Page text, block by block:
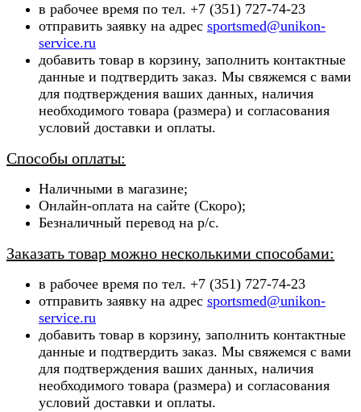
в рабочее время по тел. +7 (351) 727-74-23
отправить заявку на адрес sportsmed@unikon-
service.ru
добавить товар в корзину, заполнить контактные
данные и подтвердить заказ. Мы свяжемся с вами
для подтверждения ваших данных, наличия
необходимого товара (размера) и согласования
условий доставки и оплаты.
Способы оплаты:
Наличными в магазине;
Онлайн-оплата на сайте (Скоро);
Безналичный перевод на р/с.
Заказать товар можно несколькими способами:
в рабочее время по тел. +7 (351) 727-74-23
отправить заявку на адрес sportsmed@unikon-
service.ru
добавить товар в корзину, заполнить контактные
данные и подтвердить заказ. Мы свяжемся с вами
для подтверждения ваших данных, наличия
необходимого товара (размера) и согласования
условий доставки и оплаты.